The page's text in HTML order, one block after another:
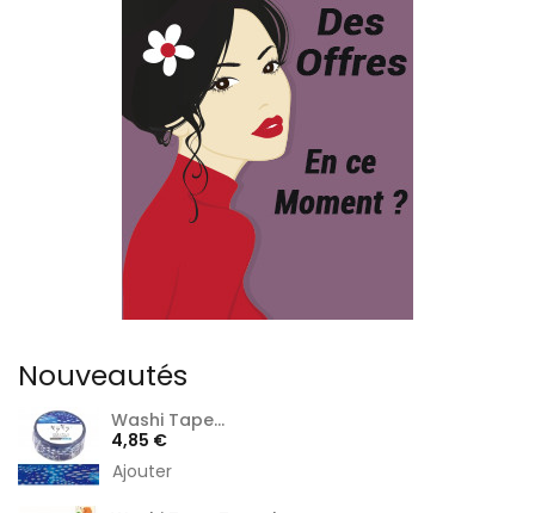
Nouveautés
Washi Tape...
Prix
4,85 €
Ajouter